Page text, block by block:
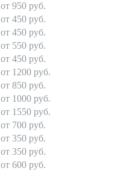
от 950 руб.
от 450 руб.
от 450 руб.
от 550 руб.
от 450 руб.
от 1200 руб.
от 850 руб.
от 1000 руб.
от 1550 руб.
от 700 руб.
от 350 руб.
от 350 руб.
от 600 руб.